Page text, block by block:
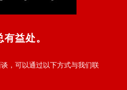
益处。
，可以通过以下方式与我们联